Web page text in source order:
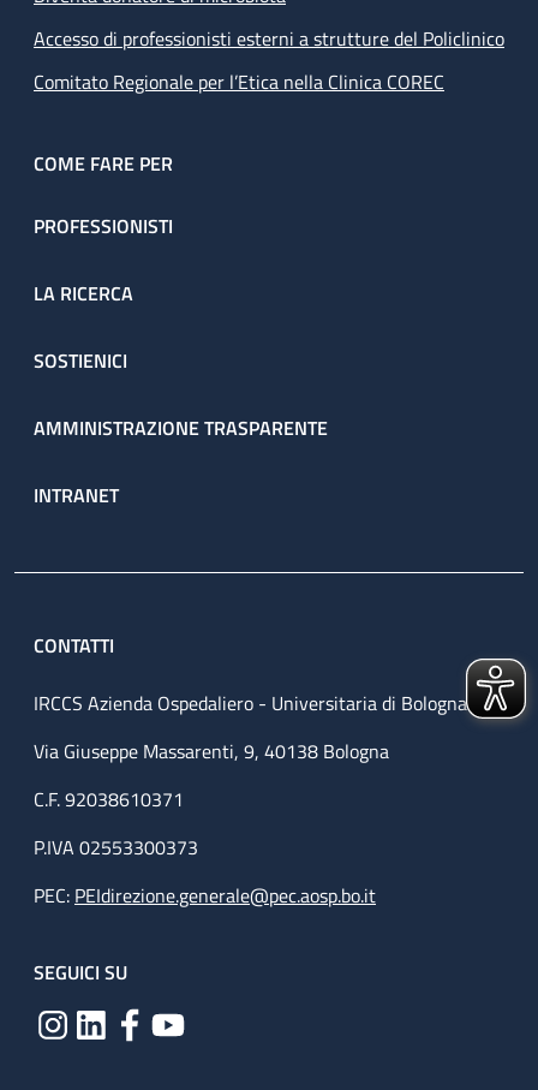
Accesso di professionisti esterni a strutture del Policlinico
Comitato Regionale per l’Etica nella Clinica COREC
COME FARE PER
PROFESSIONISTI
LA RICERCA
SOSTIENICI
AMMINISTRAZIONE TRASPARENTE
INTRANET
CONTATTI
IRCCS Azienda Ospedaliero - Universitaria di Bologna
Via Giuseppe Massarenti, 9, 40138 Bologna
C.F. 92038610371
P.IVA 02553300373
PEC: PEIdirezione.generale@pec.aosp.bo.it
SEGUICI SU